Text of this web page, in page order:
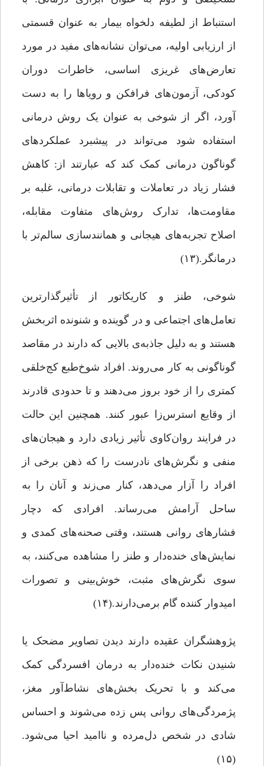
استنباط از لطیفه‌ دلخواه بیمار به عنوان قسمتی
از ارزیابی اولیه، می‌توان نشانه‌های مفید در مورد
تعارض‌های غریزی اساسی، خاطرات دوران
کودکی، آزمون‌های فرافکن و رویاها را به دست
آورد، اگر از شوخی به عنوان یک روش درمانی
استفاده شود می‌تواند در پیشبرد عملکردهای
گوناگون درمانی کمک کند که عبارتند از: کاهش
فشار زیاد در تعاملات و تقابلات درمانی، غلبه بر
مقاومت‌ها، تدارک روش‌های متفاوت مقابله،
اصلاح تجربه‌های هیجانی و همانندسازی سالم‌تر با
درمانگر.(۱۳)
شوخی، طنز و کاریکاتور از تأثیرگذارترین
تعامل‌های اجتماعی و در گوینده و شنونده اثربخش
هستند و به دلیل جاذبه‌ی بالایی که دارند در مقاصد
گوناگونی به کار می‌روند. افراد شوخ‌طبع کج‌خلقی
کمتری را از خود بروز می‌دهند و تا حدودی قادرند
از وقایع استرس‌زا عبور کنند. همچنین این حالت
در فرایند روان‌کاوی تأثیر زیادی دارد و هیجان‌های
منفی و نگرش‌های نادرست را که ذهن برخی از
افراد را آزار می‌دهد، کنار می‌زند و آنان را به
ساحل آرامش می‌رساند. افرادی که دچار
فشارهای روانی هستند، وقتی صحنه‌های کمدی و
نمایش‌های خنده‌دار و طنز را مشاهده می‌کنند، به
سوی نگرش‌های مثبت، خوش‌بینی و تصورات
امیدوار کننده گام برمی‌دارند.(۱۴)
پژوهشگران عقیده دارند دیدن تصاویر مضحک یا
شنیدن نکات خنده‌دار به درمان افسردگی کمک
می‌کند و با تحریک بخش‌های نشاط‌آور مغز،
پژمردگی‌های روانی پس زده می‌شوند و احساس
شادی در شخص دل‌مرده و ناامید احیا می‌شود.
(۱۵)